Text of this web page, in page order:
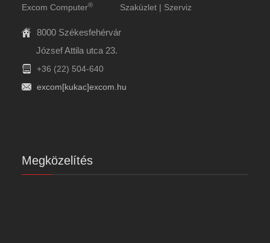
Excom Computer® Szaküzlet | Szerviz
8000 Székesfehérvár
József Attila utca 23.
+36 (22) 504-640
excom[kukac]excom.hu
Megközelítés